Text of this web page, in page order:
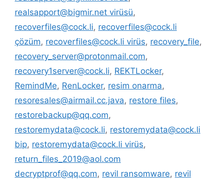
realsapport@bigmir.net virüsü,
recoverfiles@cock.li, recoverfiles@cock.li
çözüm, recoverfiles@cock.li virüs, recovery_file,
recovery_server@protonmail.com,
recovery1server@cock.li, REKTLocker,
RemindMe, RenLocker, resim onarma,
resoresales@airmail.cc.java, restore files,
restorebackup@qq.com,
restoremydata@cock.li, restoremydata@cock.li
bip, restoremydata@cock.li virüs,
return_files_2019@aol.com
decryptprof@qq.com, revil ransomware, revil